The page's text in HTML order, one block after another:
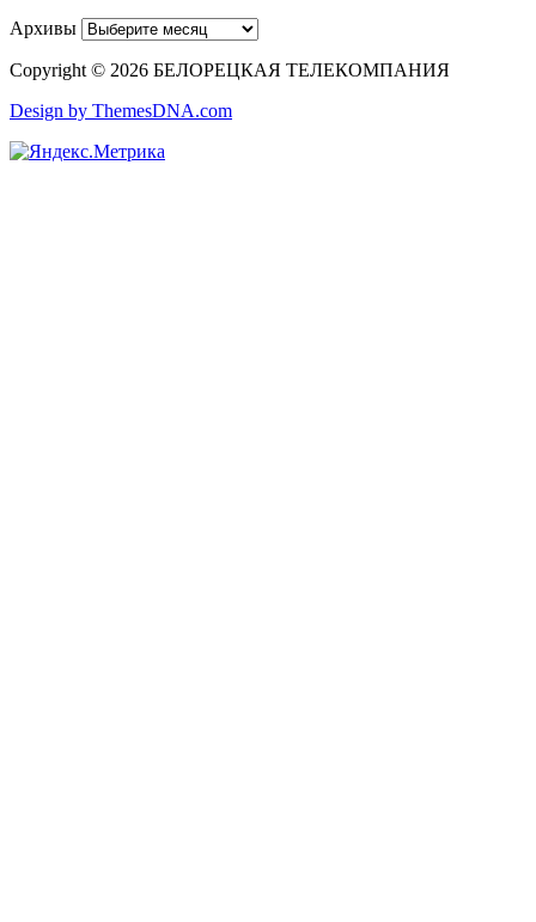
Архивы
Copyright © 2026 БЕЛОРЕЦКАЯ ТЕЛЕКОМПАНИЯ
Design by ThemesDNA.com